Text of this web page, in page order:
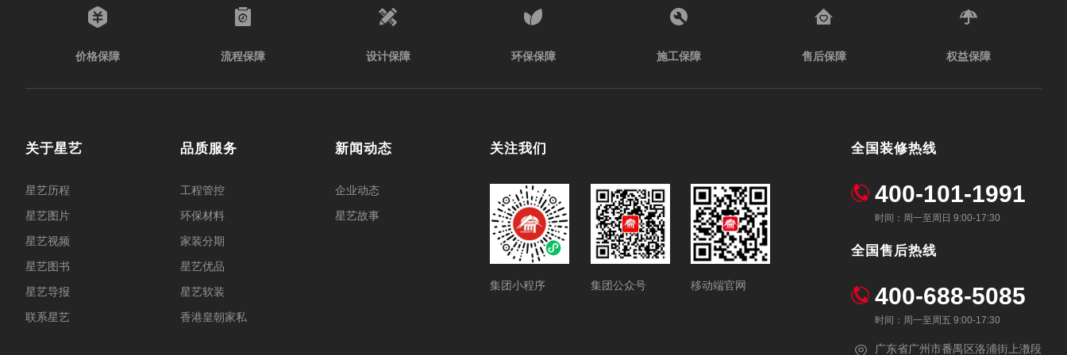
价格保障 流程保障 设计保障 环保保障 施工保障 售后保障 权益保障
关于星艺
星艺历程
星艺图片
星艺视频
星艺图书
星艺导报
联系星艺
品质服务
工程管控
环保材料
家装分期
星艺优品
星艺软装
香港皇朝家私
新闻动态
企业动态
星艺故事
关注我们
集团小程序 集团公众号 移动端官网
全国装修热线
400-101-1991
时间：周一至周日 9:00-17:30
全国售后热线
400-688-5085
时间：周一至周五 9:00-17:30
广东省广州市番禺区洛浦街上漖段